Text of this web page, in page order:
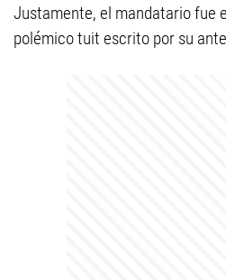
Justamente, el mandatario fue
polémico tuit escrito por su